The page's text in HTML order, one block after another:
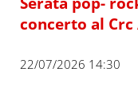
concerto al
22/07/2026 14:30